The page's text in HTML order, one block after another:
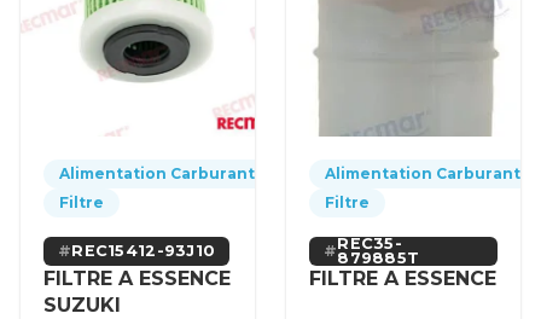
Alimentation Carburant
Filtre
REC15412-93J10
FILTRE A ESSENCE
SUZUKI
Alimentation Carburant
Filtre
REC35-
879885T
FILTRE A ESSENCE